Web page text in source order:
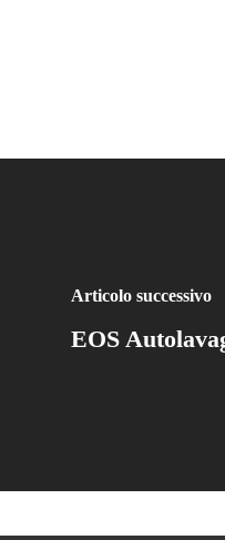
Articolo successivo
EOS